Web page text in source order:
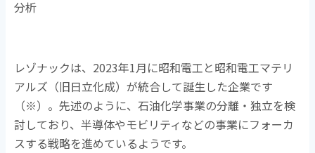
分析
レゾナックは、2023年1月に昭和電工と昭和電工マテリ
アルズ（旧日立化成）が統合して誕生した企業です
（※）。先述のように、石油化学事業の分離・独立を検
討しており、半導体やモビリティなどの事業にフォーカ
スする戦略を進めているようです。